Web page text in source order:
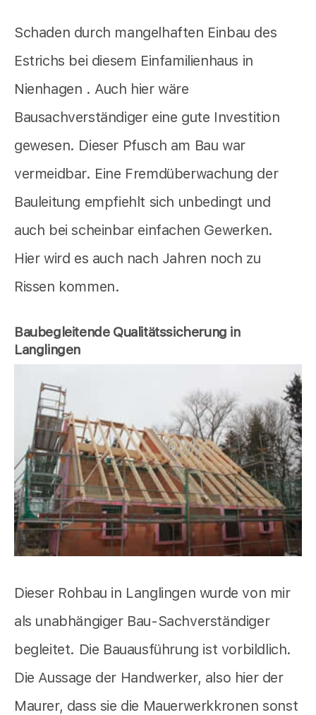
Schaden durch mangelhaften Einbau des
Estrichs bei diesem Einfamilienhaus in
Nienhagen . Auch hier wäre
Bausachverständiger eine gute Investition
gewesen. Dieser Pfusch am Bau war
vermeidbar. Eine Fremdüberwachung der
Bauleitung empfiehlt sich unbedingt und
auch bei scheinbar einfachen Gewerken.
Hier wird es auch nach Jahren noch zu
Rissen kommen.
Baubegleitende Qualitätssicherung in
Langlingen
Dieser Rohbau in Langlingen wurde von mir
als unabhängiger Bau-Sachverständiger
begleitet. Die Bauausführung ist vorbildlich.
Die Aussage der Handwerker, also hier der
Maurer, dass sie die Mauerwerkkronen sonst